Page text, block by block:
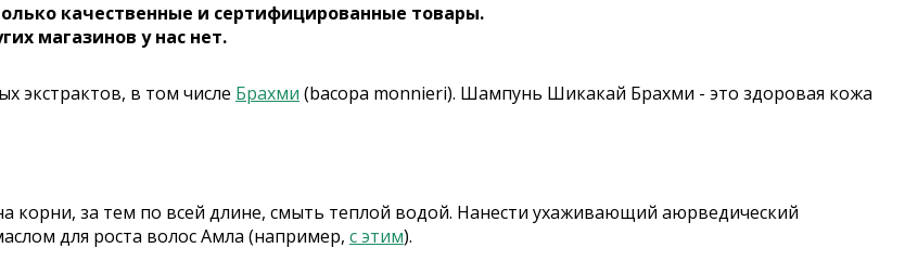
качественные и сертифицированные товары.
магазинов у нас нет.
экстрактов, в том числе Брахми (bacopa monnieri). Шампунь Шикакай Брахми - это здоровая кожа
корни, за тем по всей длине, смыть теплой водой. Нанести ухаживающий аюрведический
для роста волос Амла (например, с этим).